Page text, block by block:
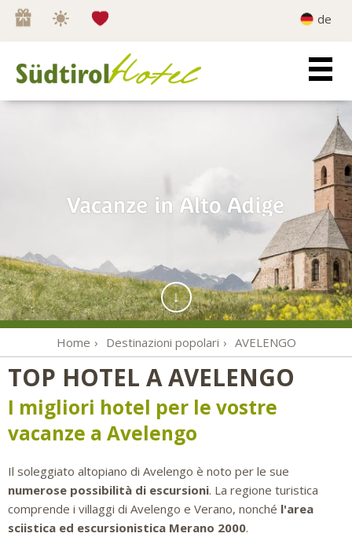
Wishlist de
Home Destinazioni popolari AVELENGO
TOP HOTEL A AVELENGO
I migliori hotel per le vostre
vacanze a Avelengo
Il soleggiato altopiano di Avelengo è noto per le sue
numerose possibilità di escursioni. La regione turistica
comprende i villaggi di Avelengo e Verano, nonché l'area
sciistica ed escursionistica Merano 2000.